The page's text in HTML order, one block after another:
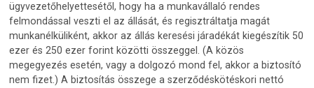
ügyvezetőhelyettesétől, hogy ha a munkavállaló rendes
felmondással veszti el az állását, és regisztráltatja magát
munkanélküliként, akkor az állás keresési járadékát kiegészítik 50
ezer és 250 ezer forint közötti összeggel. (A közös
megegyezés esetén, vagy a dolgozó mond fel, akkor a biztosító
nem fizet.) A biztosítás összege a szerződéskötéskori nettó